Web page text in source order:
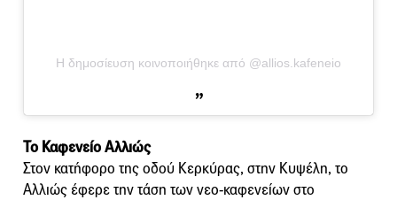
Η δημοσίευση κοινοποιήθηκε από @allios.kafeneio
Το Καφενείο Αλλιώς
Στον κατήφορο της οδού Κερκύρας, στην Κυψέλη, το
Αλλιώς έφερε την τάση των νεο-καφενείων στο